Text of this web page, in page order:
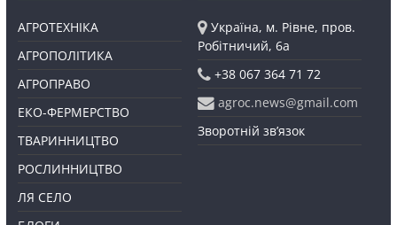
АГРОТЕХНІКА
АГРОПОЛІТИКА
АГРОПРАВО
ЕКО-ФЕРМЕРСТВО
ТВАРИННИЦТВО
РОСЛИННИЦТВО
ЛЯ СЕЛО
Україна, м. Рівне, пров.
Робітничий, 6а
+38 067 364 71 72
agroc.news@gmail.com
Зворотній зв’язок